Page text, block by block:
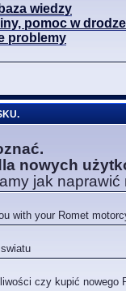
wiedzy
pomoc w drodze
problemy
nowych
jak naprawić
with your Romet
czy kupić nowego